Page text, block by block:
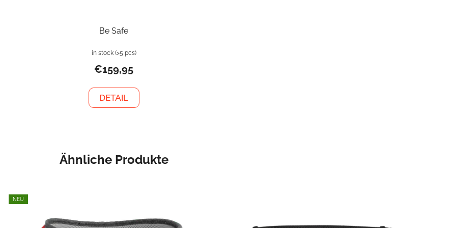
Be Safe
in stock (>5 pcs)
€159,95
DETAIL
Ähnliche Produkte
NEU